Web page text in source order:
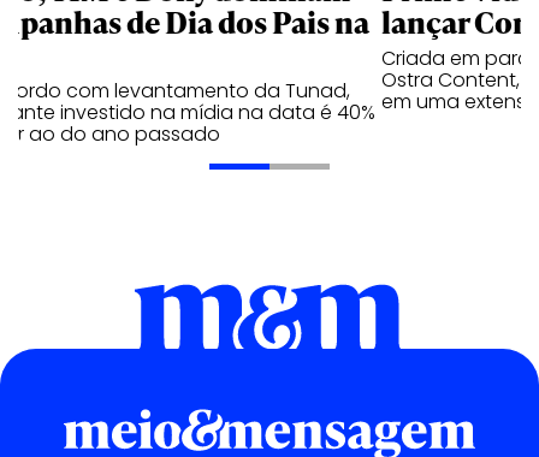
de Dia dos Pais na
com levantamento da Tunad,
investido na mídia na data é 40%
ao do ano passado
lançar
Criada em
Ostra Content,
em uma